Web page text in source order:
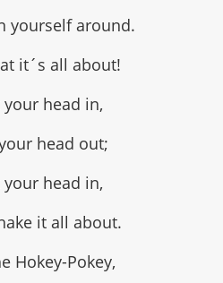
yourself around.
it´s all about!
head in,
head out;
head in,
it all about.
Hokey-Pokey,